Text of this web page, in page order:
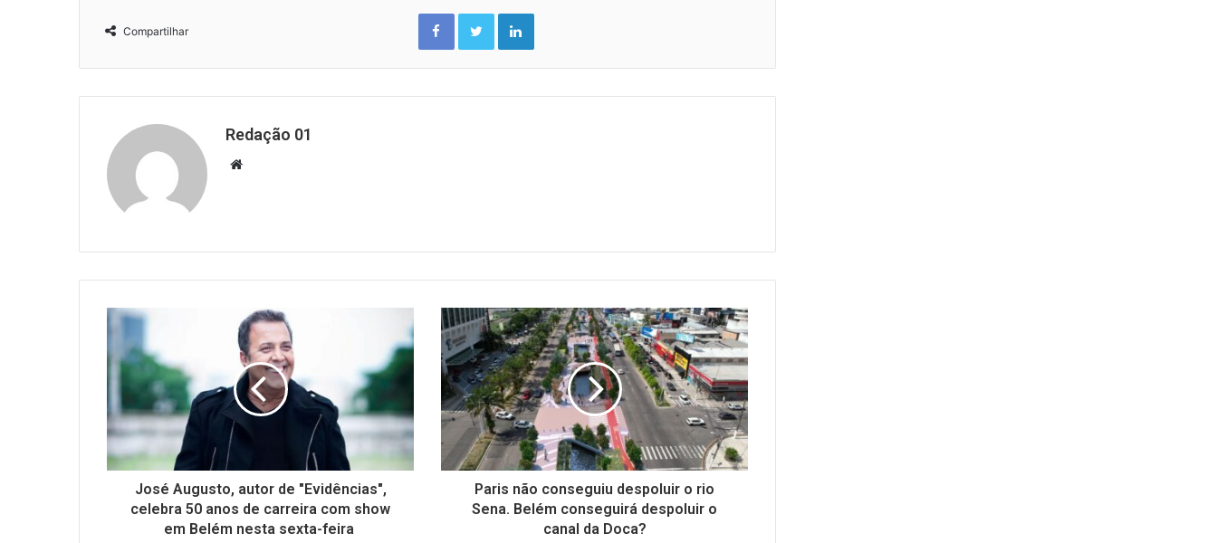
Compartilhar
FacebookTwitterLinkedin
Redação 01
Website
José Augusto, autor de "Evidências",
celebra 50 anos de carreira com show
em Belém nesta sexta-feira
Paris não conseguiu despoluir o rio
Sena. Belém conseguirá despoluir o
canal da Doca?